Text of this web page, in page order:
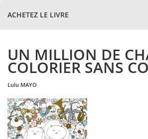
ACHETEZ LE LIVRE
UN MILLION DE
COLORIER SANS
lulu MAYO